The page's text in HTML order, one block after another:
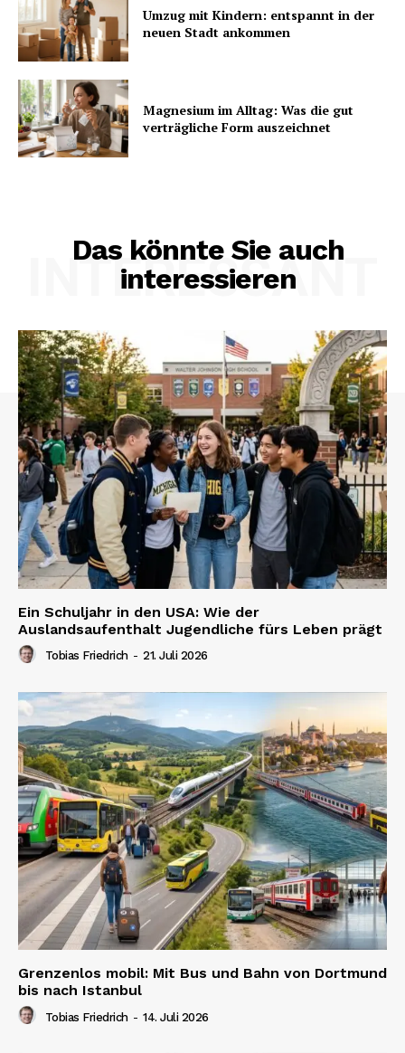
Umzug mit Kindern: entspannt in der
neuen Stadt ankommen
Magnesium im Alltag: Was die gut
verträgliche Form auszeichnet
Das könnte Sie auch
interessieren
INTERESSANT
Ein Schuljahr in den USA: Wie der
Auslandsaufenthalt Jugendliche fürs Leben prägt
Tobias Friedrich - 21. Juli 2026
Grenzenlos mobil: Mit Bus und Bahn von Dortmund
bis nach Istanbul
Tobias Friedrich - 14. Juli 2026